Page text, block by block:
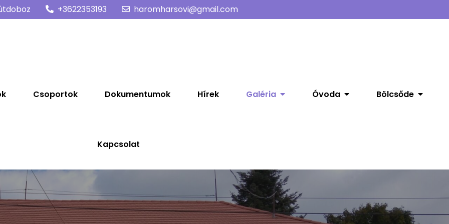
+3622353193 haromharsovi@gmail.com
Csoportok Dokumentumok Hírek Galéria Óvoda Bölcsőde
Kapcsolat